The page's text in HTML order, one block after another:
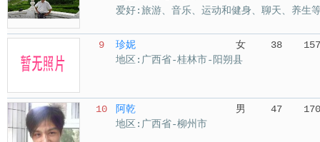
爱好:旅游、音乐、运动和健身、聊天、养生
9 珍妮 女 38
157
地区:广西省-桂林市-阳朔县
10 阿乾 男 47
170
地区:广西省-柳州市